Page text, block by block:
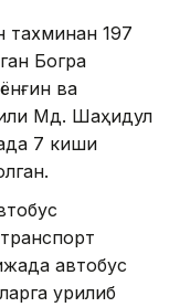
тахминан 197
Богра
ва
Мд. Шаҳидул
7 киши
автобус
урилиб